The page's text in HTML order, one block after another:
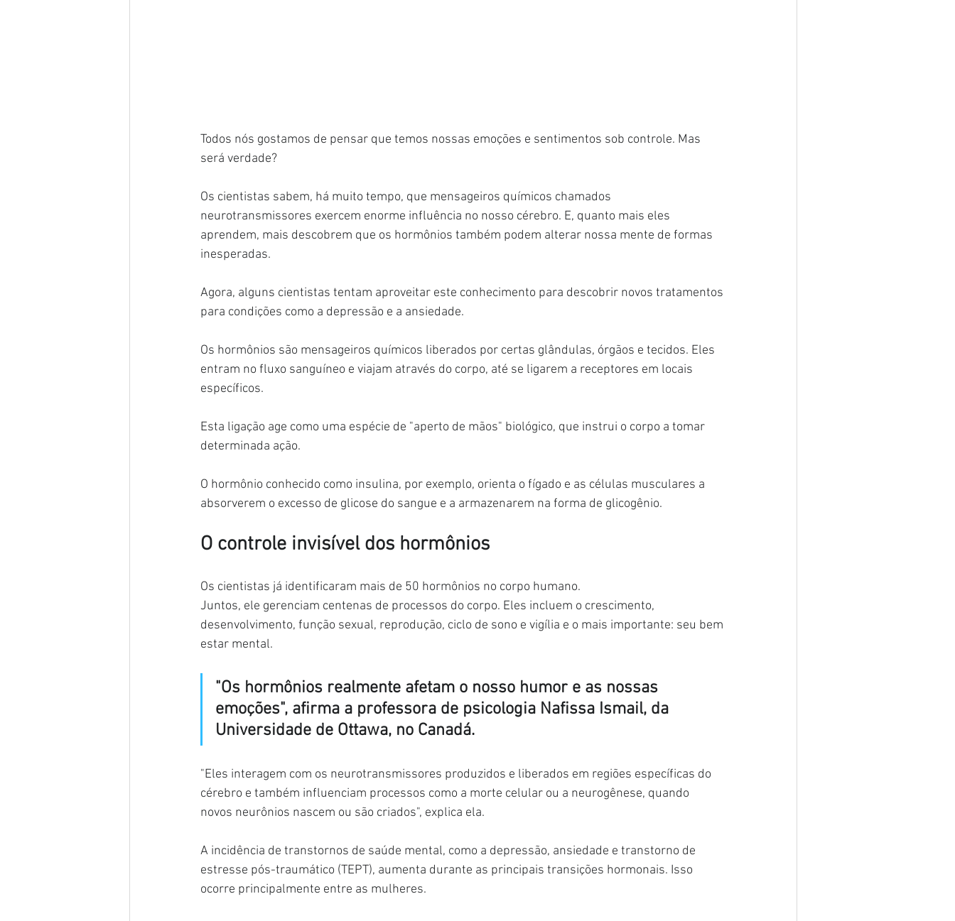
Todos nós gostamos de pensar que temos nossas emoções e sentimentos sob controle. Mas
será verdade?
Os cientistas sabem, há muito tempo, que mensageiros químicos chamados
neurotransmissores exercem enorme influência no nosso cérebro. E, quanto mais eles
aprendem, mais descobrem que os hormônios também podem alterar nossa mente de formas
inesperadas.
Agora, alguns cientistas tentam aproveitar este conhecimento para descobrir novos tratamentos
para condições como a depressão e a ansiedade.
Os hormônios são mensageiros químicos liberados por certas glândulas, órgãos e tecidos. Eles
entram no fluxo sanguíneo e viajam através do corpo, até se ligarem a receptores em locais
específicos.
Esta ligação age como uma espécie de "aperto de mãos" biológico, que instrui o corpo a tomar
determinada ação.
O hormônio conhecido como insulina, por exemplo, orienta o fígado e as células musculares a
absorverem o excesso de glicose do sangue e a armazenarem na forma de glicogênio.
O controle invisível dos hormônios
Os cientistas já identificaram mais de 50 hormônios no corpo humano.
Juntos, ele gerenciam centenas de processos do corpo. Eles incluem o crescimento,
desenvolvimento, função sexual, reprodução, ciclo de sono e vigília e o mais importante: seu bem
estar mental.
"Os hormônios realmente afetam o nosso humor e as nossas
emoções", afirma a professora de psicologia Nafissa Ismail, da
Universidade de Ottawa, no Canadá.
"Eles interagem com os neurotransmissores produzidos e liberados em regiões específicas do
cérebro e também influenciam processos como a morte celular ou a neurogênese, quando
novos neurônios nascem ou são criados", explica ela.
A incidência de transtornos de saúde mental, como a depressão, ansiedade e transtorno de
estresse pós-traumático (TEPT), aumenta durante as principais transições hormonais. Isso
ocorre principalmente entre as mulheres.